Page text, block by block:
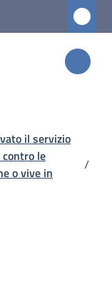
il servizio
le
o vive in
/